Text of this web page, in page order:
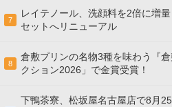
7
レイテノール、洗顔料を2倍に増
セットへリニューアル
8
倉敷プリンの名物3種を味わう『
クション2026」で金賞受賞！
下鴨茶寮、松坂屋名古屋店で8月